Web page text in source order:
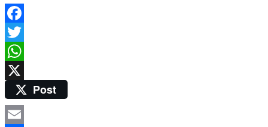
Facebook
Twitter
WhatsApp
Post